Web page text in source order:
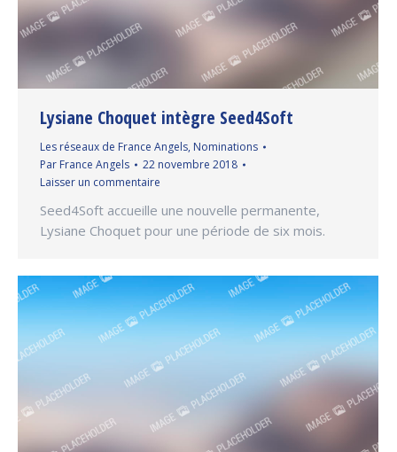
Lysiane Choquet intègre Seed4Soft
Les réseaux de France Angels, Nominations
Par France Angels
22 novembre 2018
Laisser un commentaire
Seed4Soft accueille une nouvelle permanente,
Lysiane Choquet pour une période de six mois.